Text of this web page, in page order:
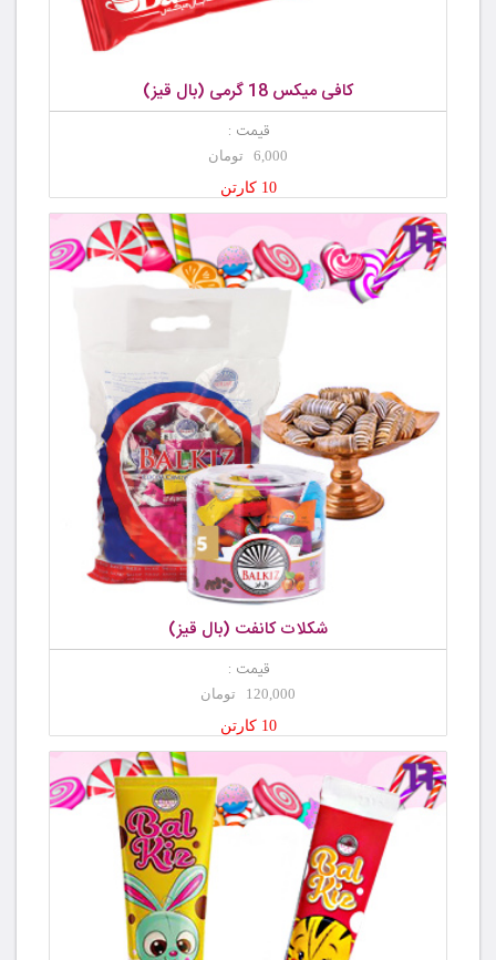
کافی میکس 18 گرمی (بال قیز)
قیمت :
6,000 تومان
10 کارتن
شکلات کانفت (بال قیز)
قیمت :
120,000 تومان
10 کارتن